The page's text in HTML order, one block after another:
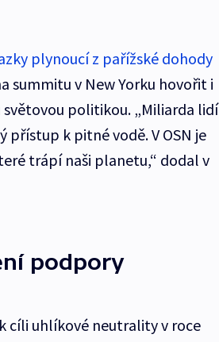
plynoucí z pařížské dohody
summitu v New Yorku hovořit i
politikou. „Miliarda lidí
k pitné vodě. V OSN je
trápí naši planetu,“ dodal v
podpory
cíli uhlíkové neutrality v roce